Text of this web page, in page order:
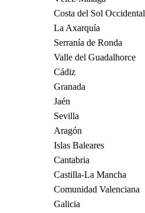
Costa del Sol Occidental
La Axarquía
Serranía de Ronda
Valle del Guadalhorce
Cádiz
Granada
Jaén
Sevilla
Aragón
Islas Baleares
Cantabria
Castilla-La Mancha
Comunidad Valenciana
Galicia